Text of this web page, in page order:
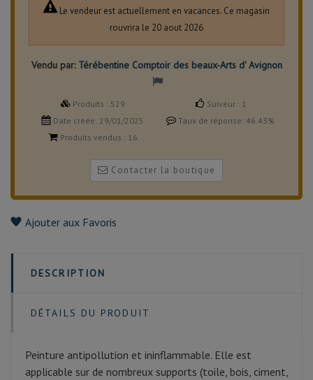
Le vendeur est actuellement en vacances. Ce magasin
rouvrira le 20 aout 2026
Vendu par: Térébentine Comptoir des beaux-Arts d' Avignon
Produits : 529 Suiveur : 1
Date créée: 29/01/2025 Taux de réponse: 46.43%
Produits vendus : 16
Contacter la boutique
Ajouter aux Favoris
DESCRIPTION
DÉTAILS DU PRODUIT
Peinture antipollution et ininflammable. Elle est
applicable sur de nombreux supports (toile, bois, ciment,